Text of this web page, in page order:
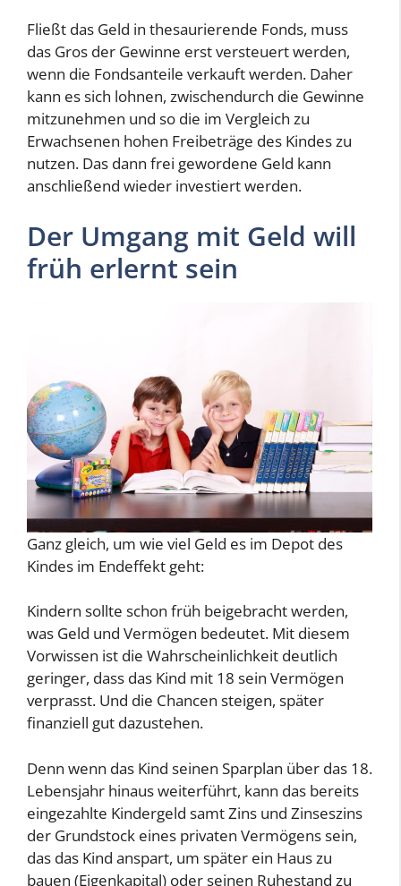
Fließt das Geld in thesaurierende Fonds, muss
das Gros der Gewinne erst versteuert werden,
wenn die Fondsanteile verkauft werden. Daher
kann es sich lohnen, zwischendurch die Gewinne
mitzunehmen und so die im Vergleich zu
Erwachsenen hohen Freibeträge des Kindes zu
nutzen. Das dann frei gewordene Geld kann
anschließend wieder investiert werden.
Der Umgang mit Geld will
früh erlernt sein
Ganz gleich, um wie viel Geld es im Depot des
Kindes im Endeffekt geht:
Kindern sollte schon früh beigebracht werden,
was Geld und Vermögen bedeutet. Mit diesem
Vorwissen ist die Wahrscheinlichkeit deutlich
geringer, dass das Kind mit 18 sein Vermögen
verprasst. Und die Chancen steigen, später
finanziell gut dazustehen.
Denn wenn das Kind seinen Sparplan über das 18.
Lebensjahr hinaus weiterführt, kann das bereits
eingezahlte Kindergeld samt Zins und Zinseszins
der Grundstock eines privaten Vermögens sein,
das das Kind anspart, um später ein Haus zu
bauen (Eigenkapital) oder seinen Ruhestand zu